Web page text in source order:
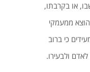
או בקרבתו,
ממעמקי
כי ברוב
ולבעירו.